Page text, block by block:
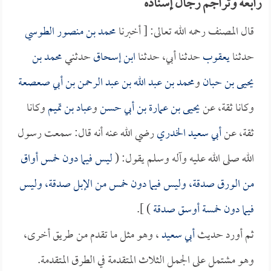
قال المصنف رحمه الله تعالى: [ أخبرنامحمد بن منصور الطوسي
حدثنايعقوبحدثنا أبي، حدثناابن إسحاقحدثنيمحمد بن
يحيى بن حبانومحمد بن عبد الله بن عبد الرحمن بن أبي صعصعة
وكانا ثقة، عنيحيى بن عمارة بن أبي حسنوعباد بن تميموكانا
ثقة، عنأبي سعيد الخدريرضي الله عنه أنه قال: سمعت رسول
الله صلى الله عليه وآله وسلم يقول: (ليس فيما دون خمس أواق
من الورق صدقة، وليس فيما دون خمس من الإبل صدقة، وليس
فيما دون خمسة أوسق صدقة) ].
ثم أورد حديثأبي سعيد، وهو مثل ما تقدم من طريق أخرى،
وهو مشتمل على الجمل الثلاث المتقدمة في الطرق المتقدمة.